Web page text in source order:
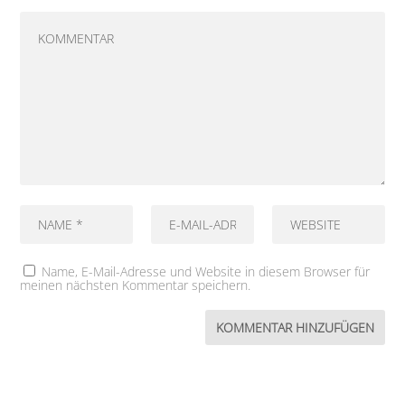
Name, E-Mail-Adresse und Website in diesem Browser für
meinen nächsten Kommentar speichern.